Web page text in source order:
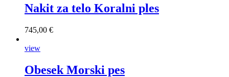
Nakit za telo Koralni ples
745,00 €
view
Obesek Morski pes